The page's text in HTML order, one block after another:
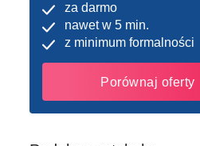
za darmo
nawet w 5 min.
z minimum formalności
Porównaj oferty